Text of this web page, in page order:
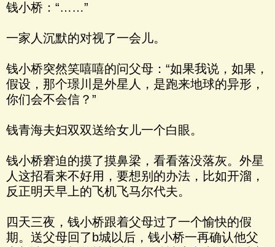
钱小桥：“……”
一家人沉默的对视了一会儿。
钱小桥突然笑嘻嘻的问父母：“如果我说，如果，
假设，那个璟川是外星人，是跑来地球的异形，
你们会不会信？”
钱青海夫妇双双送给女儿一个白眼。
钱小桥窘迫的摸了摸鼻梁，看看落没落灰。外星
人这招看来不好用，要想别的办法，比如开溜，
反正明天早上的飞机飞马尔代夫。
四天三夜，钱小桥跟着父母过了一个愉快的假
期。送父母回了b城以后，钱小桥一再确认他父